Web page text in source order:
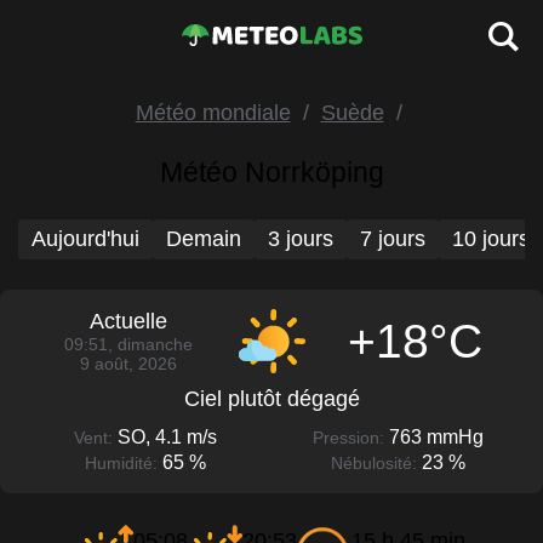
Météo mondiale Suède
Météo Norrköping
Aujourd'hui Demain 3 jours 7 jours 10 jours
Actuelle
09:51, dimanche
9 août, 2026
+18°C
Ciel plutôt dégagé
Vent: SO, 4.1 m/s Pression: 763 mmHg
Humidité: 65 % Nébulosité: 23 %